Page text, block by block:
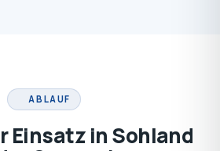
ABLAUF
Einsatz in Sohland